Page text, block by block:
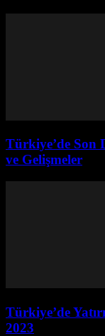
Türkiye’de Son
ve Gelişmeler
Türkiye’de
2023